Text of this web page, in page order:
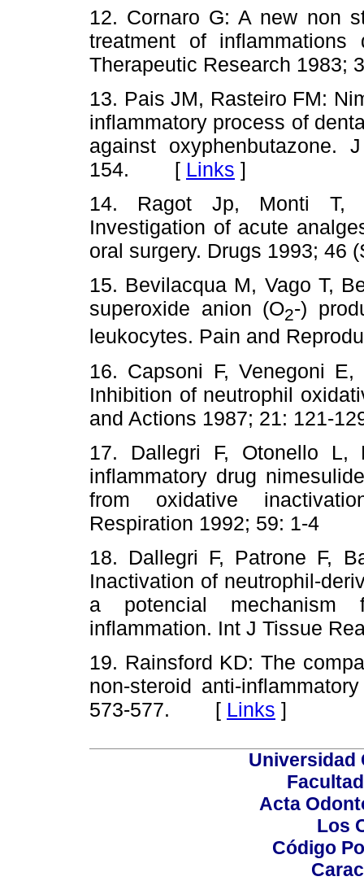
12. Cornaro G: A new non
treatment of inflammations
Therapeutic Research
13. Pais JM, Rasteiro FM:
inflammatory process of
against oxyphenbutazone.
154. [ Links ]
14. Ragot Jp, Monti T,
Investigation of acute
oral surgery. Drugs 1993;
15. Bevilacqua M, Vago T,
superoxide anion (O2-)
leukocytes. Pain and
16. Capsoni F, Venegoni
Inhibition of neutrophil
and Actions 1987; 21:
17. Dallegri F, Otonello L,
inflammatory drug
from oxidative
Respiration 1992; 59: 1-
18. Dallegri F, Patrone F,
Inactivation of neutrophil-
a potencial mechanism
inflammation. Int J Tissue
19. Rainsford KD: The
non-steroid anti-
573-577. [ Links ]
Universidad
Acta
Los
Código